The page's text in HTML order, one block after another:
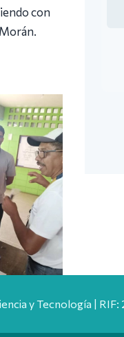
con
y Tecnología |